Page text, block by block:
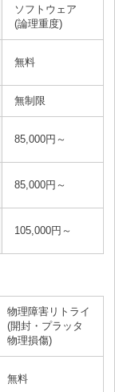
ソフトウェア
(論理重度)
無料
無制限
85,000円～
85,000円～
105,000円～
物理障害リトライ
(開封・プラッタ
物理損傷)
無料